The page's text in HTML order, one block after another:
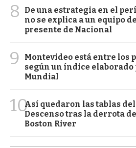
8
De una estrategia en el
no se explica a un equipo
presente de Nacional
9
Montevideo está entre los
según un índice elaborado
Mundial
10Así quedaron las tablas
Descenso tras la derrota
Boston River